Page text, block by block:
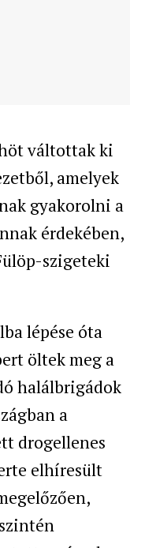
váltottak ki
amelyek
gyakorolni a
érdekében,
szigeteki
lépése óta
öltek meg a
halálbrigádok
a
drogellenes
elhíresült